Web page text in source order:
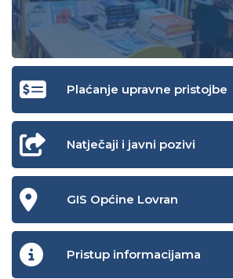
Plaćanje upravne pristojbe
Natječaji i javni pozivi
GIS Općine Lovran
Pristup informacijama